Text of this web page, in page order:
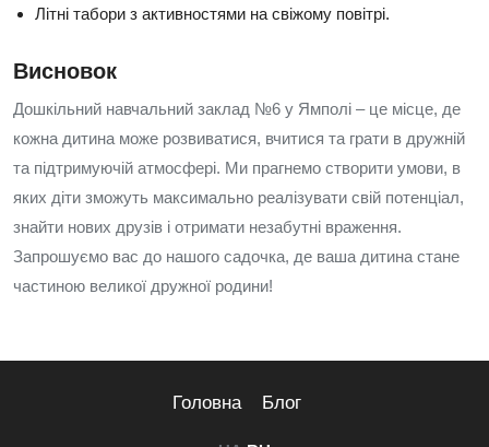
Літні табори з активностями на свіжому повітрі.
Висновок
Дошкільний навчальний заклад №6 у Ямполі – це місце, де
кожна дитина може розвиватися, вчитися та грати в дружній
та підтримуючій атмосфері. Ми прагнемо створити умови, в
яких діти зможуть максимально реалізувати свій потенціал,
знайти нових друзів і отримати незабутні враження.
Запрошуємо вас до нашого садочка, де ваша дитина стане
частиною великої дружної родини!
Головна Блог